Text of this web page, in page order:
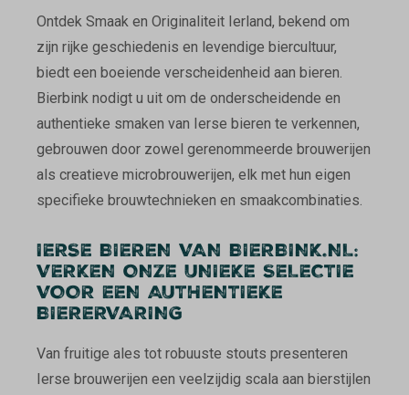
Ontdek Smaak en Originaliteit Ierland, bekend om
zijn rijke geschiedenis en levendige biercultuur,
biedt een boeiende verscheidenheid aan bieren.
Bierbink nodigt u uit om de onderscheidende en
authentieke smaken van Ierse bieren te verkennen,
gebrouwen door zowel gerenommeerde brouwerijen
als creatieve microbrouwerijen, elk met hun eigen
specifieke brouwtechnieken en smaakcombinaties.
IERSE BIEREN VAN BIERBINK.NL:
VERKEN ONZE UNIEKE SELECTIE
VOOR EEN AUTHENTIEKE
BIERERVARING
Van fruitige ales tot robuuste stouts presenteren
Ierse brouwerijen een veelzijdig scala aan bierstijlen